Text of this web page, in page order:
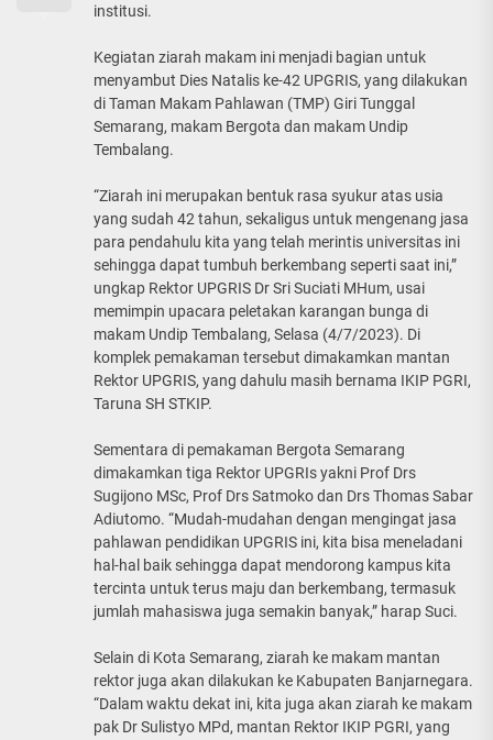
institusi.
Kegiatan ziarah makam ini menjadi bagian untuk
menyambut Dies Natalis ke-42 UPGRIS, yang dilakukan
di Taman Makam Pahlawan (TMP) Giri Tunggal
Semarang, makam Bergota dan makam Undip
Tembalang.
“Ziarah ini merupakan bentuk rasa syukur atas usia
yang sudah 42 tahun, sekaligus untuk mengenang jasa
para pendahulu kita yang telah merintis universitas ini
sehingga dapat tumbuh berkembang seperti saat ini,”
ungkap Rektor UPGRIS Dr Sri Suciati MHum, usai
memimpin upacara peletakan karangan bunga di
makam Undip Tembalang, Selasa (4/7/2023). Di
komplek pemakaman tersebut dimakamkan mantan
Rektor UPGRIS, yang dahulu masih bernama IKIP PGRI,
Taruna SH STKIP.
Sementara di pemakaman Bergota Semarang
dimakamkan tiga Rektor UPGRIs yakni Prof Drs
Sugijono MSc, Prof Drs Satmoko dan Drs Thomas Sabar
Adiutomo. “Mudah-mudahan dengan mengingat jasa
pahlawan pendidikan UPGRIS ini, kita bisa meneladani
hal-hal baik sehingga dapat mendorong kampus kita
tercinta untuk terus maju dan berkembang, termasuk
jumlah mahasiswa juga semakin banyak,” harap Suci.
Selain di Kota Semarang, ziarah ke makam mantan
rektor juga akan dilakukan ke Kabupaten Banjarnegara.
“Dalam waktu dekat ini, kita juga akan ziarah ke makam
pak Dr Sulistyo MPd, mantan Rektor IKIP PGRI, yang